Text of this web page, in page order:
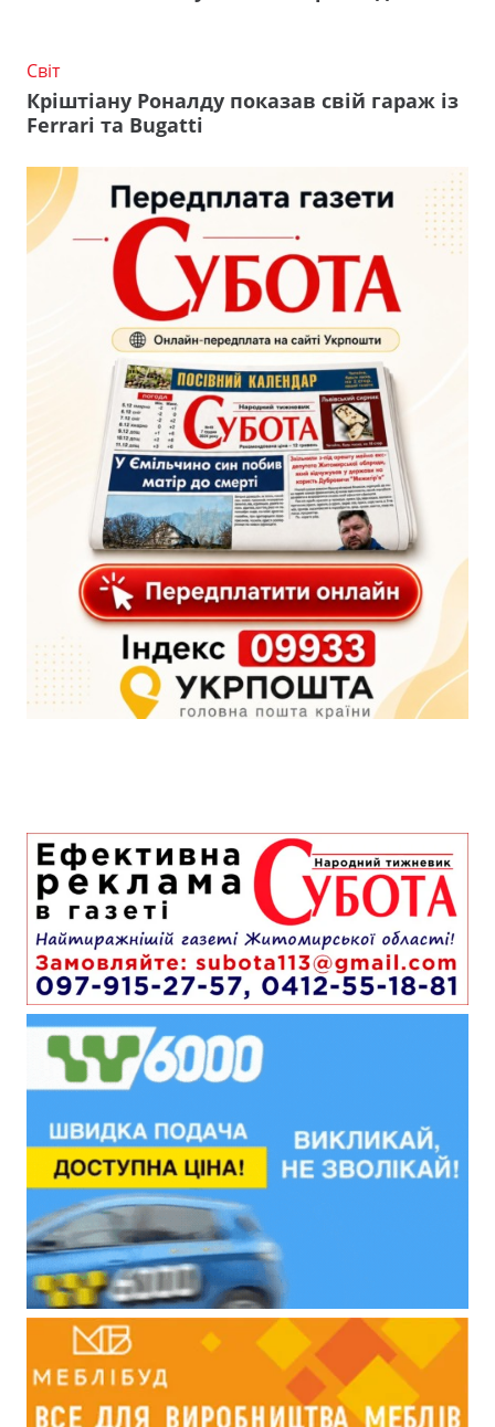
Світ
Кріштіану Роналду показав свій гараж із
Ferrari та Bugatti